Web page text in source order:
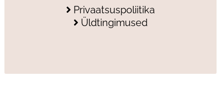
Privaatsuspoliitika
Üldtingimused